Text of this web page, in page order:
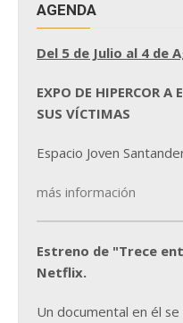
AGENDA
Del 5 de Julio al 4 de
EXPO DE HIPERCOR A
SUS VÍCTIMAS
Espacio Joven
más información
Estreno de "Trece
Netflix.
Un documental en él